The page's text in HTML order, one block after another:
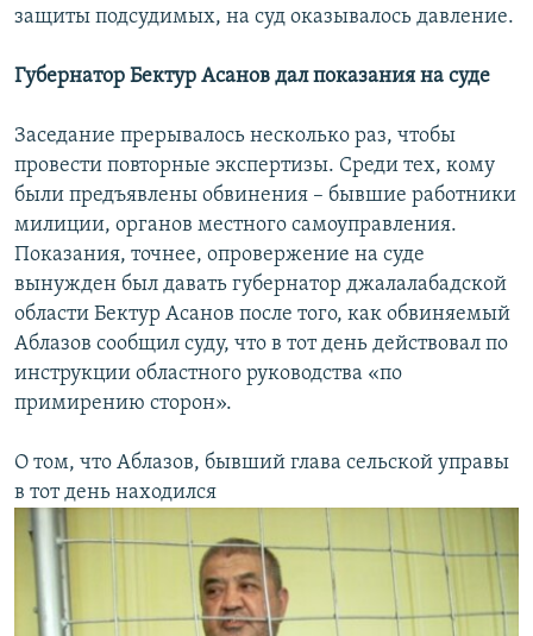
защиты подсудимых, на суд оказывалось давление.
Губернатор Бектур Асанов дал показания на суде
Заседание прерывалось несколько раз, чтобы
провести повторные экспертизы. Среди тех, кому
были предъявлены обвинения – бывшие работники
милиции, органов местного самоуправления.
Показания, точнее, опровержение на суде
вынужден был давать губернатор джалалабадской
области Бектур Асанов после того, как обвиняемый
Аблазов сообщил суду, что в тот день действовал по
инструкции областного руководства «по
примирению сторон».
О том, что Аблазов, бывший глава сельской управы
в тот день находился